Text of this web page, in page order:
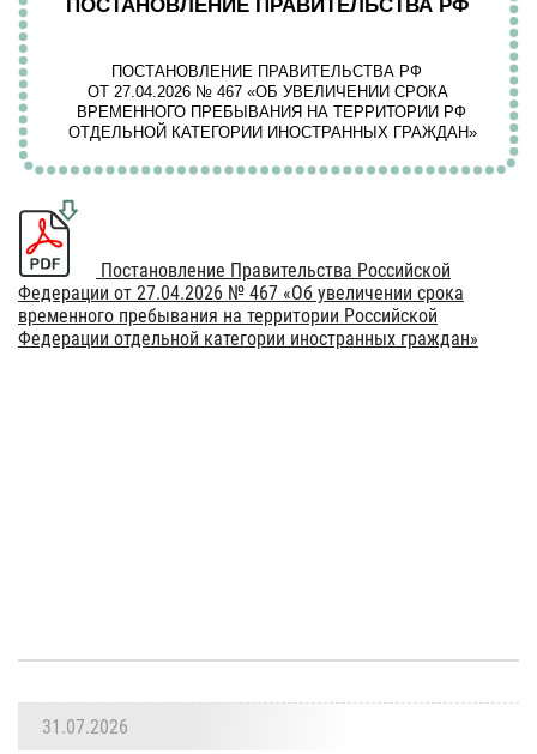
Постановление Правительства Российской
Федерации от 27.04.2026 № 467 «Об увеличении срока
временного пребывания на территории Российской
Федерации отдельной категории иностранных граждан»
31.07.2026